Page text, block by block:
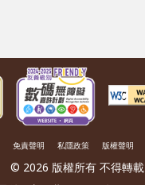
免責聲明 私隱政策 版權聲明
© 2026 版權所有 不得轉載